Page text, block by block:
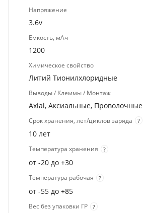
Напряжение
3.6v
Емкость, мАч
1200
Химическое свойство
Литий Тионилхлоридные
Выводы / Клеммы / Монтаж
Axial, Аксиальные, Проволочные
Срок хранения, лет/циклов заряда ?
10 лет
Температура хранения ?
от -20 до +30
Температура рабочая ?
от -55 до +85
Вес без упаковки ГР ?